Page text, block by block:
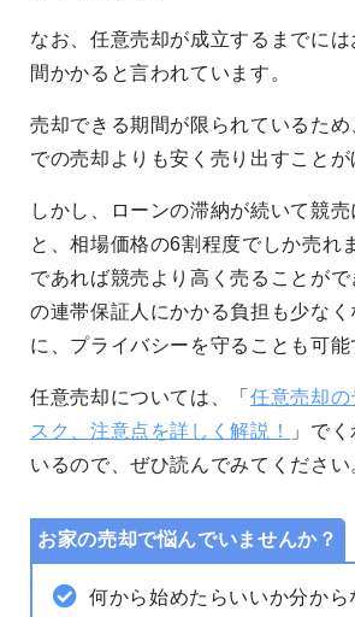
なお、任意売却が成立するまでには
間かかると言われています。
売却できる期間が限られているた
での売却よりも安く売り出すことが
しかし、ローンの滞納が続いて競売
と、相場価格の6割程度でしか売れ
であれば競売より高く売ることが
の連帯保証人にかかる負担も少なく
に、プライバシーを守ることも可能
任意売却については、「任意売却の
スク、注意点を詳しく解説！
」で
いるので、ぜひ読んでみてください
お家の売却で悩んでいませんか？
何から始めたらいいか分から